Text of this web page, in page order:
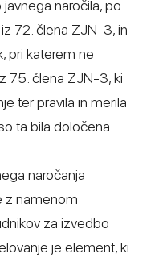
naročila, po
72. člena ZJN-3, in
pri katerem ne
75. člena ZJN-3, ki
ter pravila in merila
ta bila določena.
naročanja
z namenom
za izvedbo
je element, ki